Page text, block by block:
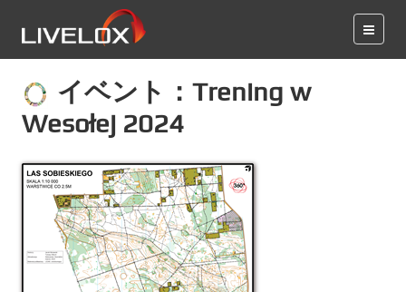
イベント：Trening w
Wesołej 2024